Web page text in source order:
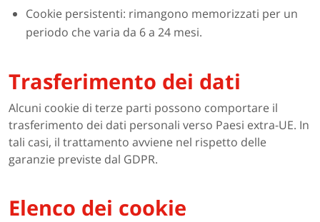
Cookie persistenti: rimangono memorizzati per un
periodo che varia da 6 a 24 mesi.
Trasferimento dei dati
Alcuni cookie di terze parti possono comportare il
trasferimento dei dati personali verso Paesi extra-UE. In
tali casi, il trattamento avviene nel rispetto delle
garanzie previste dal GDPR.
Elenco dei cookie